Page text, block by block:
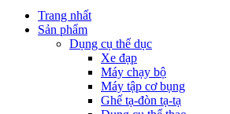
Trang nhất
Sản phẩm
Dụng cụ thể dục
Xe đạp
Máy chạy bộ
Máy tập cơ bụng
Ghế tạ-đòn tạ-tạ